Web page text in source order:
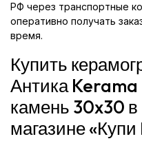
РФ через транспортные
оперативно получать
время.
Купить
Антика
камень 30x30 в
магазине